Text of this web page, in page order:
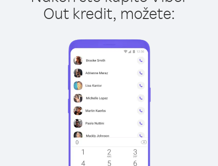
Out kredit, možete: